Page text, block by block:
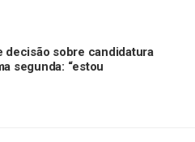
decisão sobre candidatura
segunda: “estou